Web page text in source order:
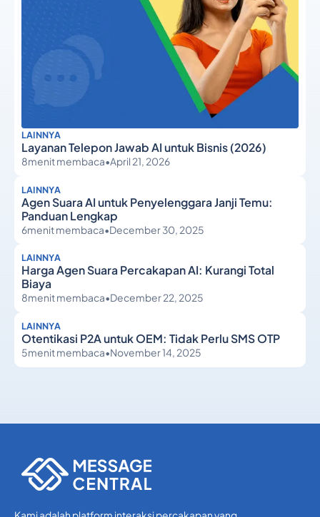
LAINNYA
Layanan Telepon Jawab AI untuk Bisnis (2026)
8menit membaca•April 21, 2026
LAINNYA
Agen Suara AI untuk Penyelenggara Janji Temu:
Panduan Lengkap
6menit membaca•December 30, 2025
LAINNYA
Harga Agen Suara Percakapan AI: Kurangi Total
Biaya
8menit membaca•December 22, 2025
LAINNYA
Otentikasi P2A untuk OEM: Tidak Perlu SMS OTP
5menit membaca•November 14, 2025